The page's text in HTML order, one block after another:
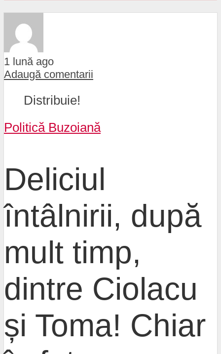
1 lună ago
Adaugă comentarii
Distribuie!
Politică Buzoiană
Deliciul
întâlnirii, după
mult timp,
dintre Ciolacu
și Toma! Chiar